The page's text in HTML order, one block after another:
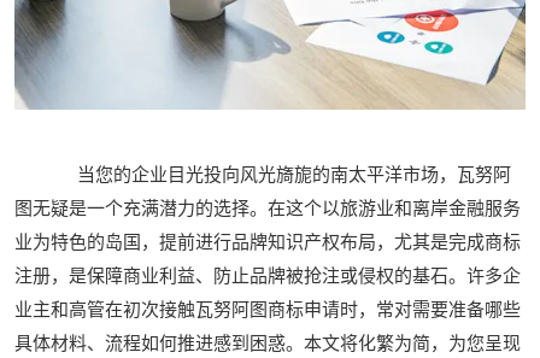
当您的企业目光投向风光旖旎的南太平洋市场，瓦努阿
图无疑是一个充满潜力的选择。在这个以旅游业和离岸金融服务
业为特色的岛国，提前进行品牌知识产权布局，尤其是完成商标
注册，是保障商业利益、防止品牌被抢注或侵权的基石。许多企
业主和高管在初次接触瓦努阿图商标申请时，常对需要准备哪些
具体材料、流程如何推进感到困惑。本文将化繁为简，为您呈现